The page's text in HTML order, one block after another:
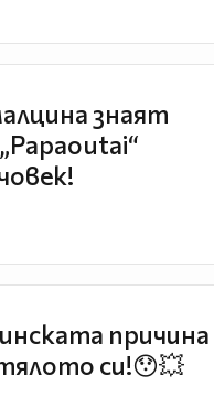
знаят
причина
си!😯💥